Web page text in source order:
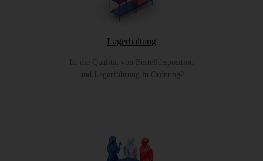
Lagerhaltung
Ist die Qualität von Bestelldisposition
und Lagerführung in Ordnung?